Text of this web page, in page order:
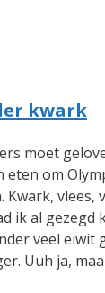
kwark
moet
eten om
vlees,
ik al gezegd
veel eiwit
Uuh ja,